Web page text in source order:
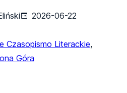
2026-06-22
Czasopismo Literackie,
Góra